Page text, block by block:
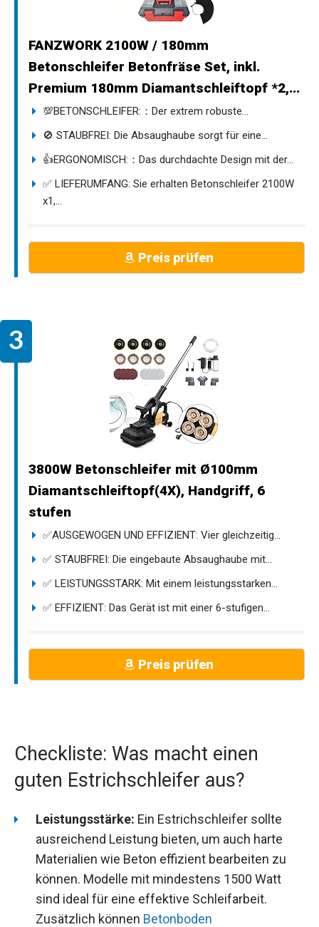
FANZWORK 2100W / 180mm
Betonschleifer Betonfräse Set, inkl.
Premium 180mm Diamantschleiftopf *2,...
💯BETONSCHLEIFER:：Der extrem robuste...
🚫 STAUBFREI: Die Absaughaube sorgt für eine...
👍ERGONOMISCH:：Das durchdachte Design mit der...
✅ LIEFERUMFANG: Sie erhalten Betonschleifer 2100W
x1,...
Preis prüfen
3800W Betonschleifer mit Ø100mm
Diamantschleiftopf(4X), Handgriff, 6
stufen
✅AUSGEWOGEN UND EFFIZIENT: Vier gleichzeitig...
✅ STAUBFREI: Die eingebaute Absaughaube mit...
✅ LEISTUNGSSTARK: Mit einem leistungsstarken...
✅ EFFIZIENT: Das Gerät ist mit einer 6-stufigen...
Preis prüfen
Checkliste: Was macht einen
guten Estrichschleifer aus?
Leistungsstärke: Ein Estrichschleifer sollte
ausreichend Leistung bieten, um auch harte
Materialien wie Beton effizient bearbeiten zu
können. Modelle mit mindestens 1500 Watt
sind ideal für eine effektive Schleifarbeit.
Zusätzlich können Betonboden